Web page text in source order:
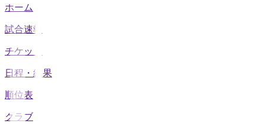
ホーム
試合速報
チケット
日程・結果
順位表
クラブ